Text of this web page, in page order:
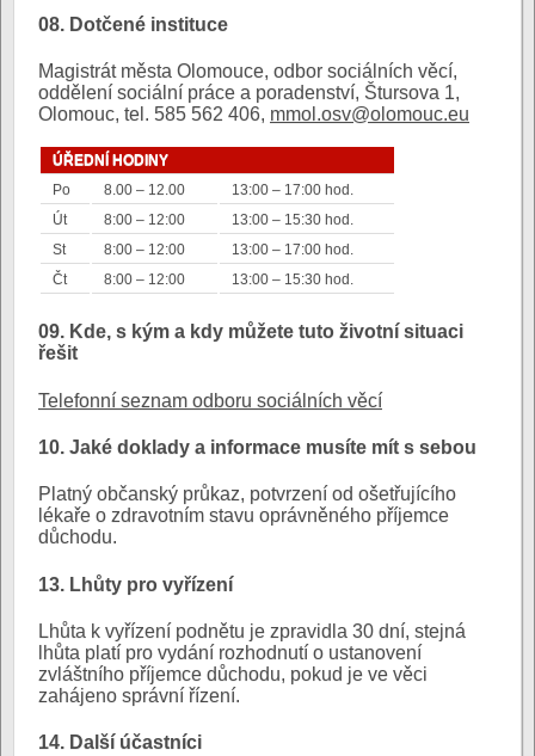
08. Dotčené instituce
Magistrát města Olomouce, odbor sociálních věcí,
oddělení sociální práce a poradenství, Štursova 1,
Olomouc, tel. 585 562 406, mmol.osv@olomouc.eu
ÚŘEDNÍ HODINY
Po
8.00 – 12.00
13:00 – 17:00 hod.
Út
8:00 – 12:00
13:00 – 15:30 hod.
St
8:00 – 12:00
13:00 – 17:00 hod.
Čt
8:00 – 12:00 13:00 – 15:30 hod.
09. Kde, s kým a kdy můžete tuto životní situaci
řešit
Telefonní seznam odboru sociálních věcí
10. Jaké doklady a informace musíte mít s sebou
Platný občanský průkaz, potvrzení od ošetřujícího
lékaře o zdravotním stavu oprávněného příjemce
důchodu.
13. Lhůty pro vyřízení
Lhůta k vyřízení podnětu je zpravidla 30 dní, stejná
lhůta platí pro vydání rozhodnutí o ustanovení
zvláštního příjemce důchodu, pokud je ve věci
zahájeno správní řízení.
14. Další účastníci